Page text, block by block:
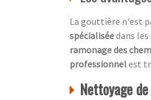
La gouttière n'est
spécialiséedans
ramonage des
professionnelest
Nettoyage